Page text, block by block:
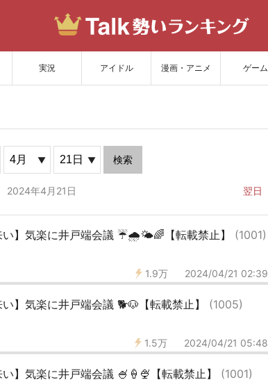
実況 アイドル 漫画・アニメ ゲーム
サイトを更新
検索
2024年4月21日 翌日
】気楽に井戸端会議 ☔🌧🌤🌈【転載禁止】 (1001)
1.9万 2024/04/21 02:39
】気楽に井戸端会議 🐕🐶【転載禁止】 (1005)
1.5万 2024/04/21 05:48
】気楽に井戸端会議 🍧🍦🍨【転載禁止】 (1001)